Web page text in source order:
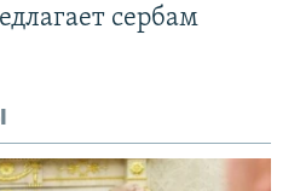
сербам